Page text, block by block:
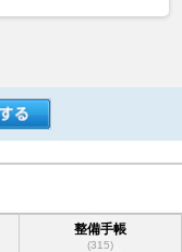
整備手帳
(315)